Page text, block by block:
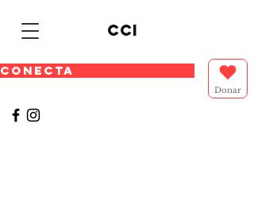
cci
CONECTA
Donar